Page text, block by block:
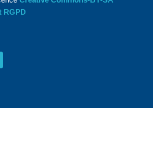
RGPD